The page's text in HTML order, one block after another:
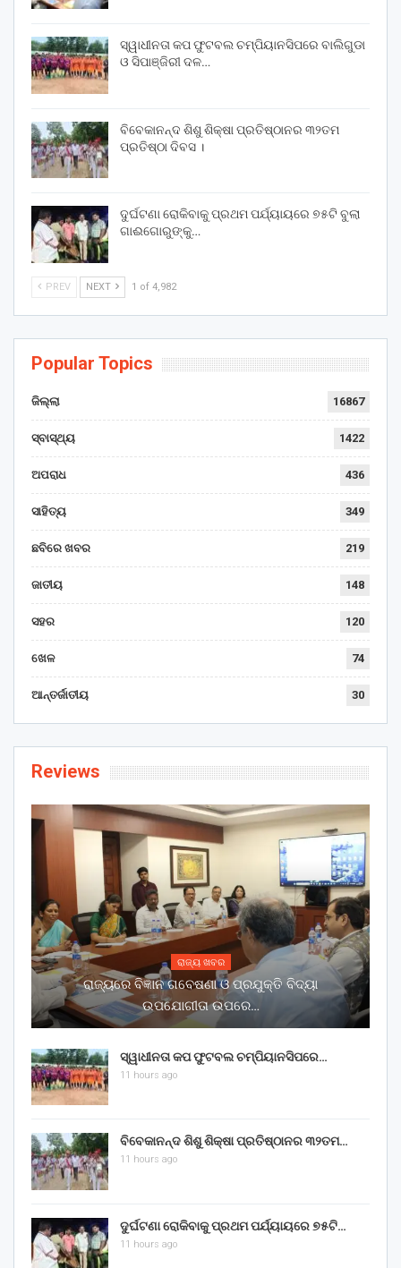
ସ୍ୱାଧୀନତା କପ ଫୁଟବଲ ଚମ୍ପିୟାନସିପରେ ବାଲିଗୁଡା
ଓ ସିପାଞ୍ଜିରୀ ଦଳ…
ବିବେକାନନ୍ଦ ଶିଶୁ ଶିକ୍ଷା ପ୍ରତିଷ୍ଠାନର ୩୨ତମ
ପ୍ରତିଷ୍ଠା ଦିବସ ।
ଦୁର୍ଘଟଣା ରୋକିବାକୁ ପ୍ରଥମ ପର୍ଯ୍ୟାୟରେ ୭୫ଟି ବୁଲା
ଗାଈଗୋରୁଙ୍କୁ…
PREV NEXT 1 of 4,982
Popular Topics
ଜିଲ୍ଲା 16867
ସ୍ବାସ୍ଥ୍ୟ 1422
ଅପରାଧ 436
ସାହିତ୍ୟ 349
ଛବିରେ ଖବର 219
ଜାତୀୟ 148
ସହର 120
ଖେଳ 74
ଆନ୍ତର୍ଜାତୀୟ 30
Reviews
ରାଜ୍ୟ ଖବର
ରାଜ୍ୟରେ ବିଜ୍ଞାନ ଗବେଷଣା ଓ ପ୍ରଯୁକ୍ତି ବିଦ୍ୟା
ଉପଯୋଗୀତା ଉପରେ…
ସ୍ୱାଧୀନତା କପ ଫୁଟବଲ ଚମ୍ପିୟାନସିପରେ…
11 hours ago
ବିବେକାନନ୍ଦ ଶିଶୁ ଶିକ୍ଷା ପ୍ରତିଷ୍ଠାନର ୩୨ତମ…
11 hours ago
ଦୁର୍ଘଟଣା ରୋକିବାକୁ ପ୍ରଥମ ପର୍ଯ୍ୟାୟରେ ୭୫ଟି…
11 hours ago